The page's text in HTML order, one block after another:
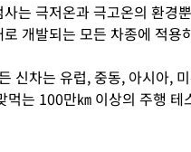
는 극저온과 극고온의 환경
개발되는 모든 차종에 적용
신차는 유럽, 중동, 아시아,
먹는 100만㎞ 이상의 주행